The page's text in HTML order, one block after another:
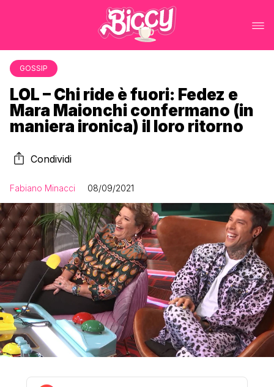
GOSSIP
LOL – Chi ride è fuori: Fedez e
Mara Maionchi confermano (in
maniera ironica) il loro ritorno
Condividi
Fabiano Minacci 08/09/2021